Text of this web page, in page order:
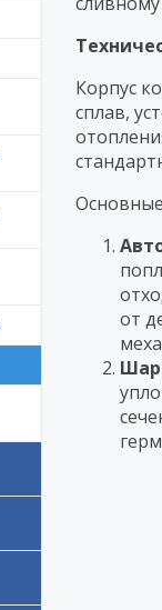
Корпус
сплав,
от